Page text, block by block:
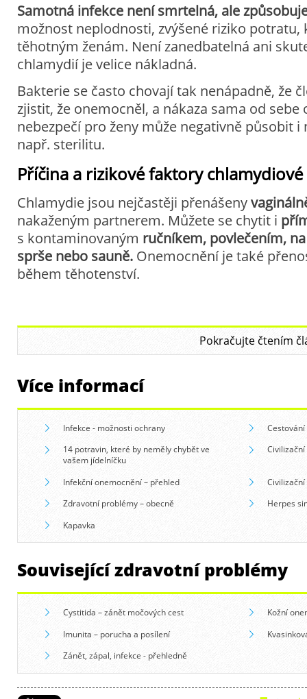
Samotná infekce není smrtelná, ale
možnost neplodnosti, zvýšené riziko potratu,
těhotným ženám. Není zanedbatelná ani
chlamydií je velice nákladná.
Bakterie se často chovají tak nenápadně, že
zjistit, že onemocněl, a nákaza sama od sebe
nebezpečí pro ženy může negativně působit i
např. sterilitu.
Příčina a rizikové faktory
Chlamydie jsou nejčastěji přenášeny
nakaženým partnerem. Můžete se chytit i
s kontaminovaným ručníkem, povlečením,
sprše nebo sauně. Onemocnění je také
během těhotenství.
Pokračujte čtením
Více informací
Infekce - možnosti ochrany
Cestování
14 potravin, které by neměly chybět ve
vašem jídelníčku
Infekční onemocnění – přehled
Zdravotní problémy – obecně
Herpes
Kapavka
Související zdravotní problémy
Cystitida – zánět močových cest
Kožní
Imunita – porucha a posílení
Zánět, zápal, infekce - přehledně